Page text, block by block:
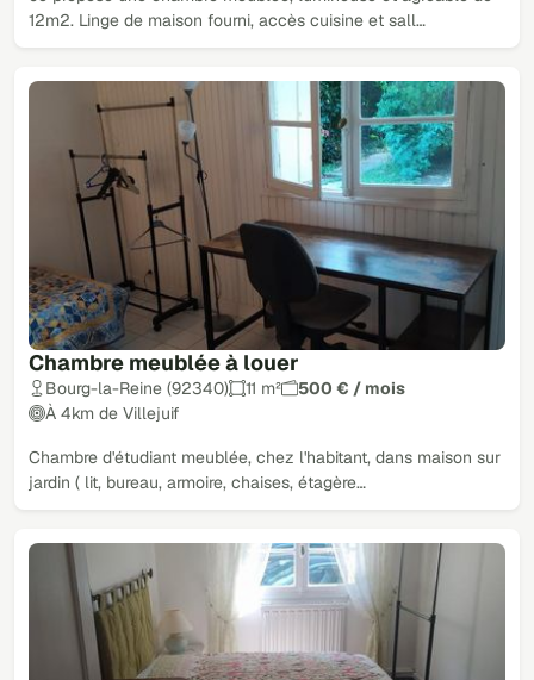
12m2. Linge de maison fourni, accès cuisine et sall…
Chambre meublée à louer
Bourg-la-Reine (92340) 11 m²
500 € / mois
À 4km de Villejuif
Chambre d'étudiant meublée, chez l'habitant, dans maison sur
jardin ( lit, bureau, armoire, chaises, étagère…